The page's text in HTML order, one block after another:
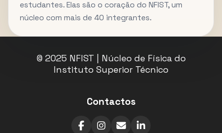
estudantes. Elas são o coração do NFIST, um
núcleo com mais de 40 integrantes.
© 2025 NFIST | Núcleo de Física do
Instituto Superior Técnico
Contactos